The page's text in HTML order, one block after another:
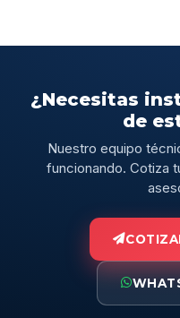
¿Necesitas
de
Nuestro equipo
funcionando. Cotiza